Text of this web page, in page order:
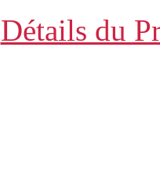
Détails du